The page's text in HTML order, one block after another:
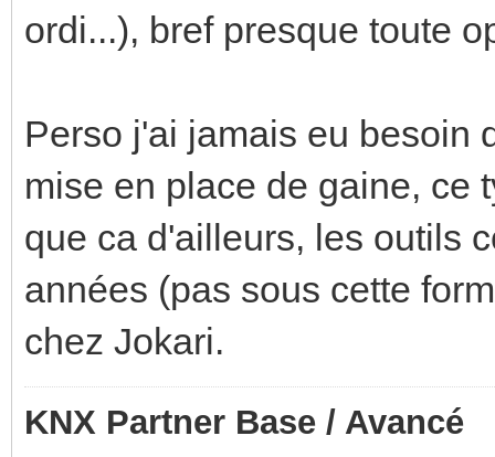
ordi...), bref presque toute
Perso j'ai jamais eu besoin
mise en place de gaine, ce
que ca d'ailleurs, les outils
années (pas sous cette
chez Jokari.
KNX Partner Base / Avancé